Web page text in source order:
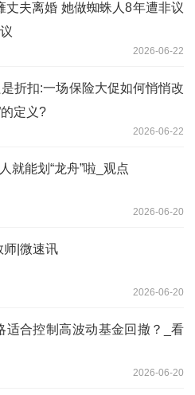
丈夫离婚 她做蜘蛛人8年遭非议
2026-06-22
折扣:一场保险大促如何悄悄改
的定义?
2026-06-22
就能划“龙舟”啦_观点
2026-06-20
师|微速讯
2026-06-20
适合控制高波动基金回撤？_看
2026-06-20